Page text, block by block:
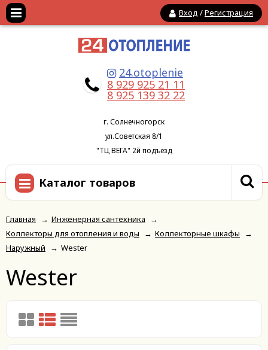
Вход /Регистрация
24.otoplenie
8 929 925 21 11
8 925 139 32 22
г. Солнечногорск
ул.Советская 8/1
"ТЦ ВЕГА" 2й подъезд
Каталог товаров
Главная → Инженерная сантехника
→
Коллекторы для отопления и воды
→ Коллекторные шкафы
→
Наружный
→ Wester
Wester